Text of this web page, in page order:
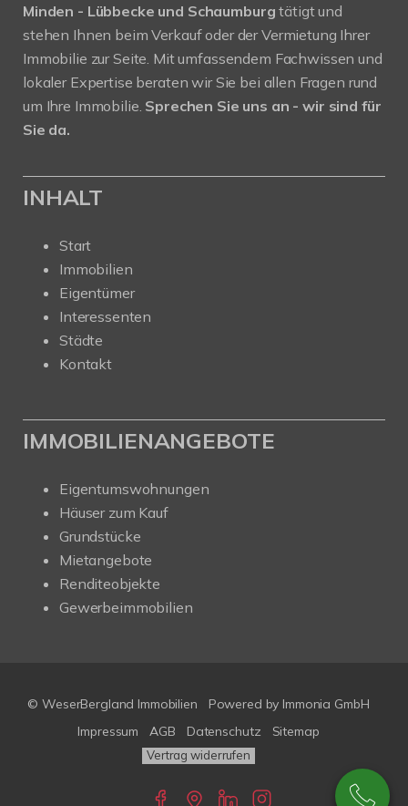
Minden - Lübbecke und Schaumburgtätigt und
stehen Ihnen beim Verkauf oder der Vermietung Ihrer
Immobilie zur Seite. Mit umfassendem Fachwissen und
lokaler Expertise beraten wir Sie bei allen Fragen rund
um Ihre Immobilie. Sprechen Sie uns an - wir sind für
Sie da.
INHALT
Start
Immobilien
Eigentümer
Interessenten
Städte
Kontakt
IMMOBILIENANGEBOTE
Eigentumswohnungen
Häuser zum Kauf
Grundstücke
Mietangebote
Renditeobjekte
Gewerbeimmobilien
© WeserBergland Immobilien Powered by Immonia GmbH
Impressum
AGB Datenschutz Sitemap
Vertrag widerrufen